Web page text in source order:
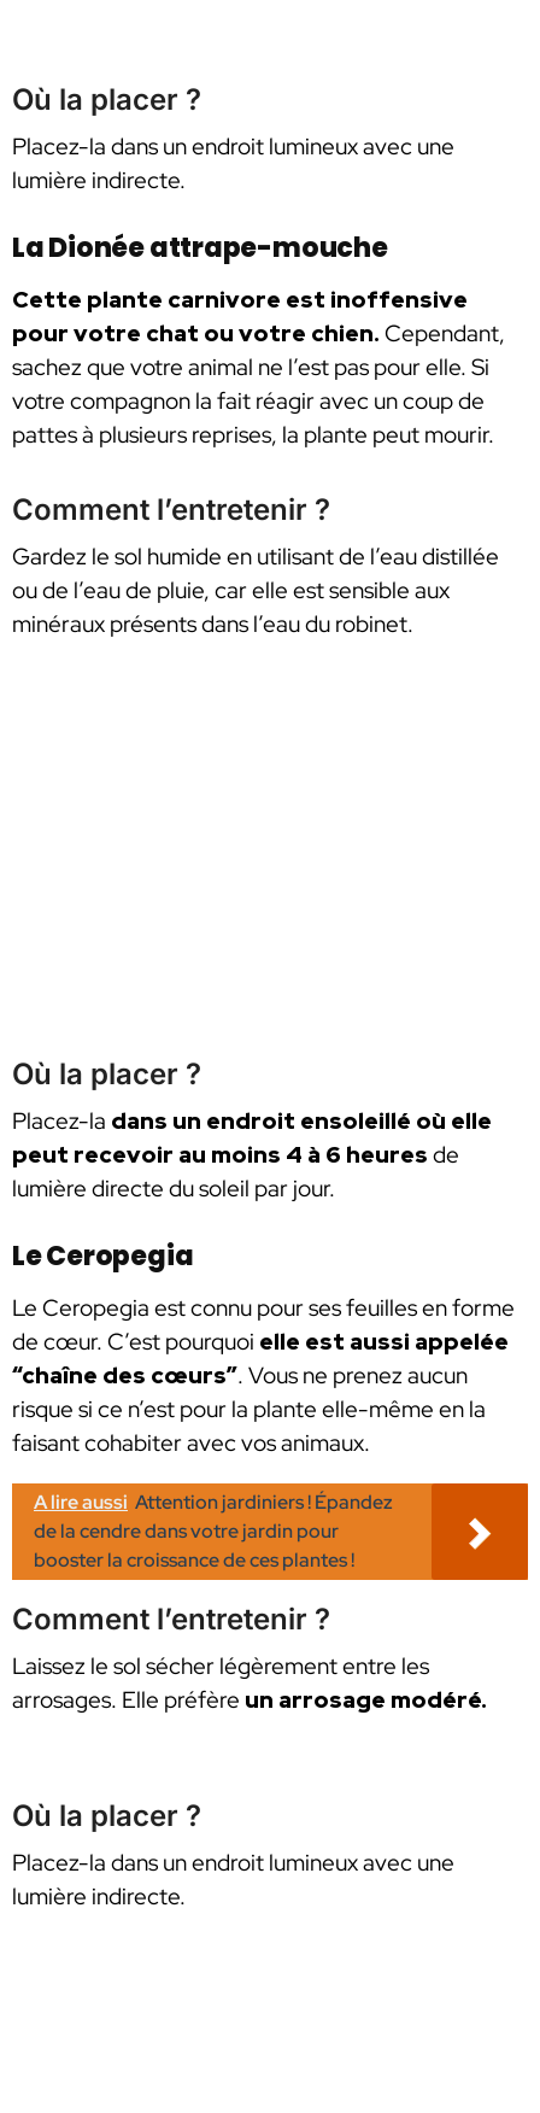
Où la placer ?
Placez-la dans un endroit lumineux avec une
lumière indirecte.
La Dionée attrape-mouche
Cette plante carnivore est inoffensive
pour votre chat ou votre chien. Cependant,
sachez que votre animal ne l’est pas pour elle. Si
votre compagnon la fait réagir avec un coup de
pattes à plusieurs reprises, la plante peut mourir.
Comment l’entretenir ?
Gardez le sol humide en utilisant de l’eau distillée
ou de l’eau de pluie, car elle est sensible aux
minéraux présents dans l’eau du robinet.
Où la placer ?
Placez-la dans un endroit ensoleillé où elle
peut recevoir au moins 4 à 6 heures de
lumière directe du soleil par jour.
Le Ceropegia
Le Ceropegia est connu pour ses feuilles en forme
de cœur. C’est pourquoi elle est aussi appelée
“chaîne des cœurs”. Vous ne prenez aucun
risque si ce n’est pour la plante elle-même en la
faisant cohabiter avec vos animaux.
A lire aussi Attention jardiniers ! Épandez
de la cendre dans votre jardin pour
booster la croissance de ces plantes !
Comment l’entretenir ?
Laissez le sol sécher légèrement entre les
arrosages. Elle préfère un arrosage modéré.
Où la placer ?
Placez-la dans un endroit lumineux avec une
lumière indirecte.